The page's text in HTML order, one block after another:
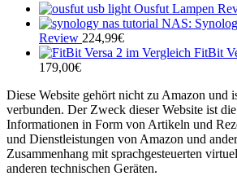
Ousfut Lampen
NAS:
Review 224,99€
FitBit
179,00€
Diese Website gehört nicht zu Amazon und
verbunden. Der Zweck dieser Website ist
Informationen in Form von Artikeln und
und Dienstleistungen von Amazon und
Zusammenhang mit sprachgesteuerten
anderen technischen Geräten.